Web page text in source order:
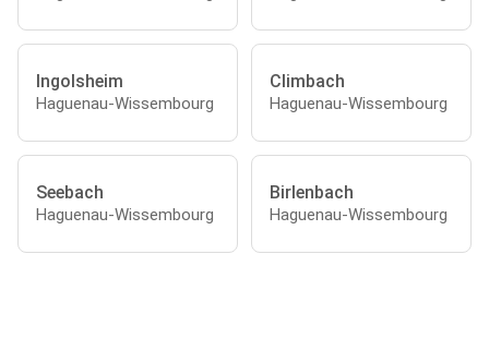
Ingolsheim
Haguenau-Wissembourg
Climbach
Haguenau-Wissembourg
Seebach
Haguenau-Wissembourg
Birlenbach
Haguenau-Wissembourg